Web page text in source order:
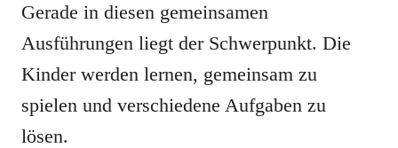
Gerade in diesen gemeinsamen
Ausführungen liegt der Schwerpunkt. Die
Kinder werden lernen, gemeinsam zu
spielen und verschiedene Aufgaben zu
lösen.